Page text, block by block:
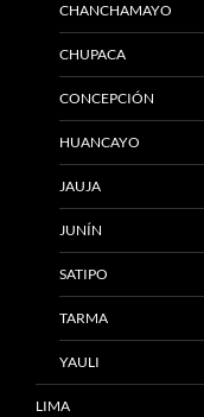
CHANCHAMAYO
CHUPACA
CONCEPCIÓN
HUANCAYO
JAUJA
JUNÍN
SATIPO
TARMA
YAULI
LIMA